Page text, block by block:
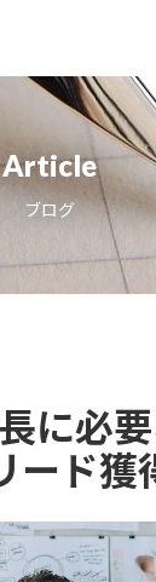
Article
ブログ
に必
ード獲